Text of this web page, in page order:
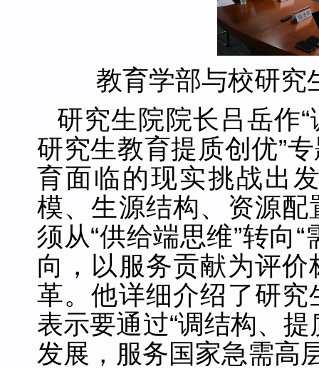
教育学部与校研究
研究生院院长吕岳
研究生教育提质创优”
育面临的现实挑战出
模、生源结构、资源
须从“供给端思维”转向
向，以服务贡献为评
革。他详细介绍了研
表示要通过“调结构、
发展，服务国家急需高